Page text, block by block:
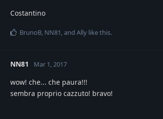
Costantino
BrunoB, NN81, and Ally like this.
NN81 Mar 1, 2017
wow! che... che paura!!!
sembra proprio cazzuto! bravo!